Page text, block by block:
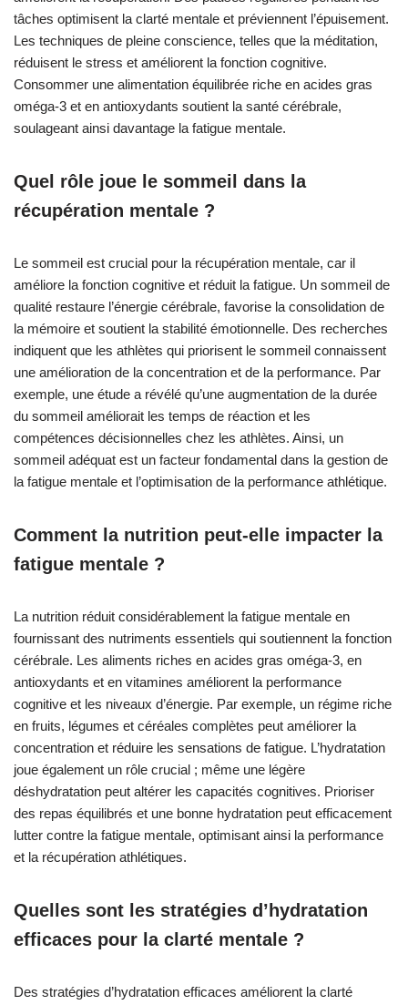
tâches optimisent la clarté mentale et préviennent l’épuisement.
Les techniques de pleine conscience, telles que la méditation,
réduisent le stress et améliorent la fonction cognitive.
Consommer une alimentation équilibrée riche en acides gras
oméga-3 et en antioxydants soutient la santé cérébrale,
soulageant ainsi davantage la fatigue mentale.
Quel rôle joue le sommeil dans la
récupération mentale ?
Le sommeil est crucial pour la récupération mentale, car il
améliore la fonction cognitive et réduit la fatigue. Un sommeil de
qualité restaure l’énergie cérébrale, favorise la consolidation de
la mémoire et soutient la stabilité émotionnelle. Des recherches
indiquent que les athlètes qui priorisent le sommeil connaissent
une amélioration de la concentration et de la performance. Par
exemple, une étude a révélé qu’une augmentation de la durée
du sommeil améliorait les temps de réaction et les
compétences décisionnelles chez les athlètes. Ainsi, un
sommeil adéquat est un facteur fondamental dans la gestion de
la fatigue mentale et l’optimisation de la performance athlétique.
Comment la nutrition peut-elle impacter la
fatigue mentale ?
La nutrition réduit considérablement la fatigue mentale en
fournissant des nutriments essentiels qui soutiennent la fonction
cérébrale. Les aliments riches en acides gras oméga-3, en
antioxydants et en vitamines améliorent la performance
cognitive et les niveaux d’énergie. Par exemple, un régime riche
en fruits, légumes et céréales complètes peut améliorer la
concentration et réduire les sensations de fatigue. L’hydratation
joue également un rôle crucial ; même une légère
déshydratation peut altérer les capacités cognitives. Prioriser
des repas équilibrés et une bonne hydratation peut efficacement
lutter contre la fatigue mentale, optimisant ainsi la performance
et la récupération athlétiques.
Quelles sont les stratégies d’hydratation
efficaces pour la clarté mentale ?
Des stratégies d’hydratation efficaces améliorent la clarté